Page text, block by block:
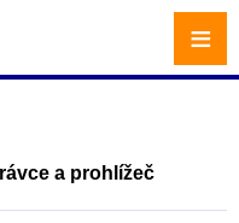
a prohlížeč
≡